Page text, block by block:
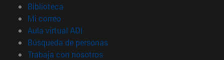
Biblioteca
Mi correo(abre en nueva ventana)
Aula virtual ADI
Búsqueda de personas(abre en nueva ventana)
Trabaja con nosotros(abre en nueva ventana)